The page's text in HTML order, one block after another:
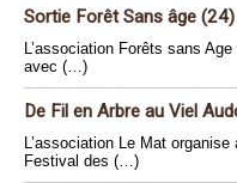
Sortie Forêt Sans âge (24)
L’association Forêts sans
avec (…)
De Fil en Arbre au Viel
L’association Le Mat
Festival des (…)